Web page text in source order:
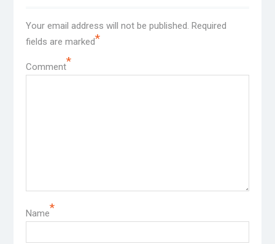
Your email address will not be published. Required
fields are marked*
Comment*
Name*